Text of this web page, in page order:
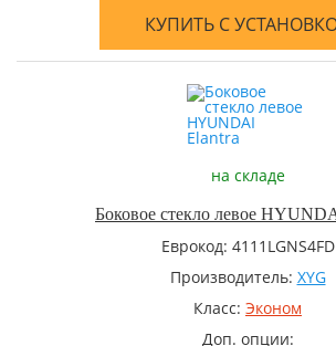
КУПИТЬ С
на складе
Боковое стекло левое
Еврокод: 4111LGNS4FD
Производитель: XYG
Класс: Эконом
Доп. опции: